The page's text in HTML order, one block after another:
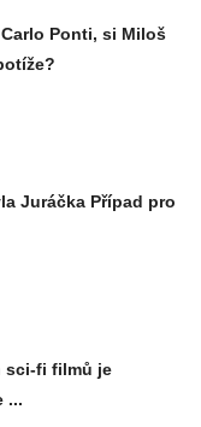
Ponti, si Miloš
Juráčka Případ pro
sci-fi filmů je
...